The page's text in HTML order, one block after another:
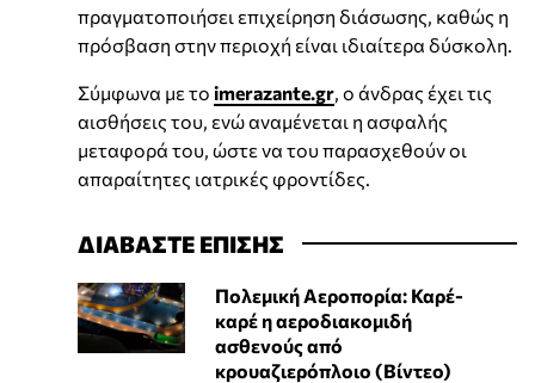
πραγματοποιήσει επιχείρηση διάσωσης, καθώς η
πρόσβαση στην περιοχή είναι ιδιαίτερα δύσκολη.
Σύμφωνα με το imerazante.gr, ο άνδρας έχει τις
αισθήσεις του, ενώ αναμένεται η ασφαλής
μεταφορά του, ώστε να του παρασχεθούν οι
απαραίτητες ιατρικές φροντίδες.
ΔΙΑΒΑΣΤΕ ΕΠΙΣΗΣ
Πολεμική Αεροπορία: Καρέ-
καρέ η αεροδιακομιδή
ασθενούς από
κρουαζιερόπλοιο (Βίντεο)